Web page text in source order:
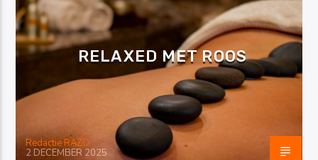
Luister RAZO online
RELAXED MET ROOS
Redactie RAZO
2 DECEMBER 2025